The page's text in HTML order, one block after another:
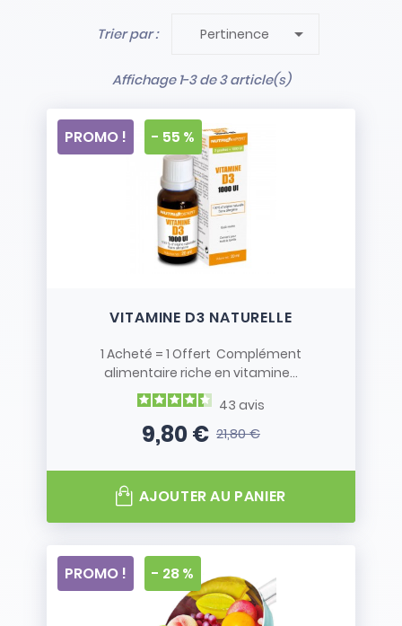
- Stock limité et non renouvelé
Trier par : Pertinence 
Affichage 1-3 de 3 article(s)
VITAMINE D3 NATURELLE
1 Acheté = 1 Offert Complément
alimentaire riche en vitamine...
43 avis
Prix
9,80 €Prix de base
21,80 €
PROMO ! - 55 %
AJOUTER AU PANIER
PROMO ! - 28 %